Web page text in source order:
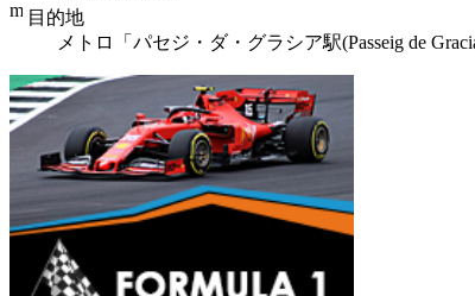
目的地
メトロ「パセジ・ダ・グラシア駅(Passeig de